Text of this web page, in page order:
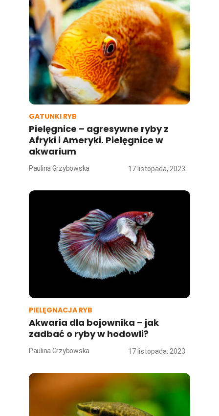
GATUNKI RYB
Pielęgnice – agresywne ryby z
Afryki i Ameryki. Pielęgnice w
akwarium
Paulina Grzybowska 17 listopada, 2023
PIELĘGNACJA RYB
Akwaria dla bojownika – jak
zadbać o ryby w hodowli?
Paulina Grzybowska 17 listopada, 2023